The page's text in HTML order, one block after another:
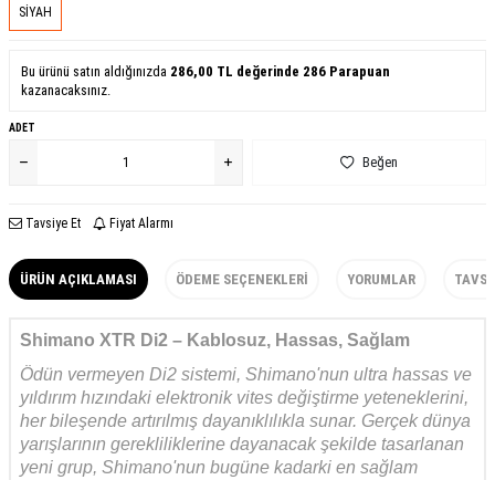
SİYAH
Bu ürünü satın aldığınızda 286,00 TL değerinde 286 Parapuan
kazanacaksınız.
ADET
Beğen
Tavsiye Et Fiyat Alarmı
ÜRÜN AÇIKLAMASI ÖDEME SEÇENEKLERI YORUMLAR
Shimano XTR Di2 – Kablosuz, Hassas, Sağlam
Ödün vermeyen Di2 sistemi, Shimano'nun ultra hassas ve
yıldırım hızındaki elektronik vites değiştirme yeteneklerini,
her bileşende artırılmış dayanıklılıkla sunar. Gerçek dünya
yarışlarının gerekliliklerine dayanacak şekilde tasarlanan
yeni grup, Shimano'nun bugüne kadarki en sağlam